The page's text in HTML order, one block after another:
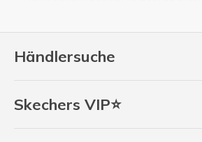
Händlersuche
Skechers VIP⭐